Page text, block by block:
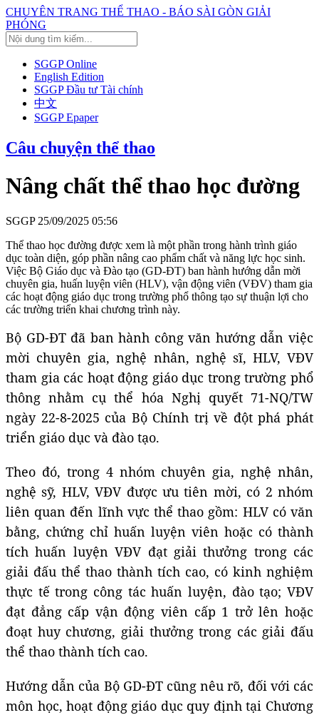
CHUYÊN TRANG THỂ THAO - BÁO SÀI GÒN GIẢI
PHÓNG
SGGP Online
English Edition
SGGP Đầu tư Tài chính
中文
SGGP Epaper
Câu chuyện thể thao
Nâng chất thể thao học đường
SGGP 25/09/2025 05:56
Thể thao học đường được xem là một phần trong hành trình giáo
dục toàn diện, góp phần nâng cao phẩm chất và năng lực học sinh.
Việc Bộ Giáo dục và Đào tạo (GD-ĐT) ban hành hướng dẫn mời
chuyên gia, huấn luyện viên (HLV), vận động viên (VĐV) tham gia
các hoạt động giáo dục trong trường phổ thông tạo sự thuận lợi cho
các trường triển khai chương trình này.
Bộ GD-ĐT đã ban hành công văn hướng dẫn việc
mời chuyên gia, nghệ nhân, nghệ sĩ, HLV, VĐV
tham gia các hoạt động giáo dục trong trường phổ
thông nhằm cụ thể hóa Nghị quyết 71-NQ/TW
ngày 22-8-2025 của Bộ Chính trị về đột phá phát
triển giáo dục và đào tạo.
Theo đó, trong 4 nhóm chuyên gia, nghệ nhân,
nghệ sỹ, HLV, VĐV được ưu tiên mời, có 2 nhóm
liên quan đến lĩnh vực thể thao gồm: HLV có văn
bằng, chứng chỉ huấn luyện viên hoặc có thành
tích huấn luyện VĐV đạt giải thưởng trong các
giải đấu thể thao thành tích cao, có kinh nghiệm
thực tế trong công tác huấn luyện, đào tạo; VĐV
đạt đẳng cấp vận động viên cấp 1 trở lên hoặc
đoạt huy chương, giải thưởng trong các giải đấu
thể thao thành tích cao.
Hướng dẫn của Bộ GD-ĐT cũng nêu rõ, đối với các
môn học, hoạt động giáo dục quy định tại Chương